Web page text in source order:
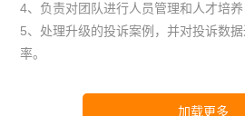
4、负责对团队进行人员管理和人才培养
5、处理升级的投诉案例，并对投诉数
率。